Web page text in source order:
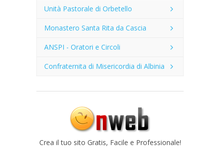
Unità Pastorale di Orbetello
Monastero Santa Rita da Cascia
ANSPI - Oratori e Circoli
Confraternita di Misericordia di Albinia
Crea il tuo sito Gratis, Facile e Professionale!